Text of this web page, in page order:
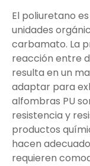
El poliuretano
unidades
carbamato. La
reacción entre
resulta en un
adaptar para
alfombras PU
resistencia y
productos
hacen
requieren